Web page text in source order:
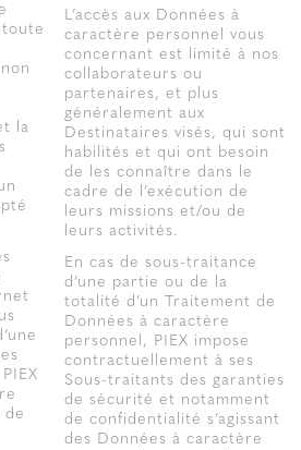
la
de
L’accès aux Données à
caractère personnel vous
concernant est limité à nos
collaborateurs ou
partenaires, et plus
généralement aux
Destinataires visés, qui sont
habilités et qui ont besoin
de les connaître dans le
cadre de l’exécution de
leurs missions et/ou de
leurs activités.
En cas de sous-traitance
d’une partie ou de la
totalité d’un Traitement de
Données à caractère
personnel, PIEX impose
contractuellement à ses
Sous-traitants des garanties
de sécurité et notamment
de confidentialité s’agissant
des Données à caractère